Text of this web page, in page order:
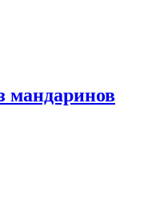
мандаринов